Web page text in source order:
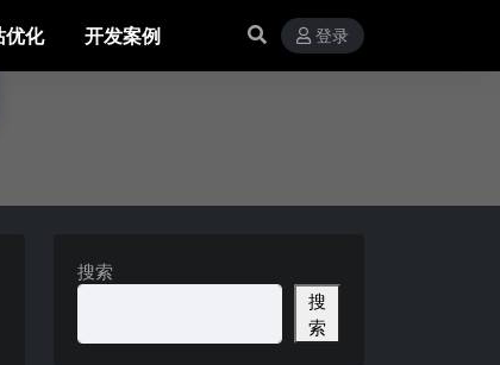
优化 开发案例 登录
搜索
搜
索